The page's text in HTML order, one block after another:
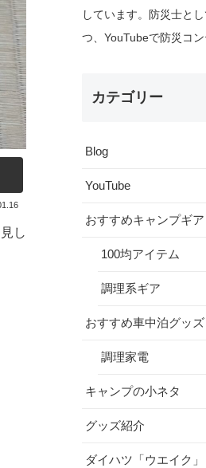
し
しています。防災士と
つ、YouTubeで防災コン
カテゴリー
Blog
YouTube
おすすめキャンプギア
100均アイテム
調理系ギア
おすすめ車中泊グッズ
調理家電
キャンプの小ネタ
グッズ紹介
ダイハツ「ウエイク」